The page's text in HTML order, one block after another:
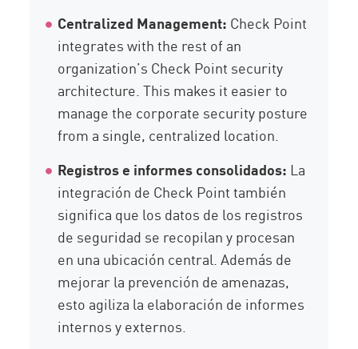
Centralized Management: Check Point
integrates with the rest of an
organization’s Check Point security
architecture. This makes it easier to
manage the corporate security posture
from a single, centralized location.
Registros e informes consolidados: La
integración de Check Point también
significa que los datos de los registros
de seguridad se recopilan y procesan
en una ubicación central. Además de
mejorar la prevención de amenazas,
esto agiliza la elaboración de informes
internos y externos.